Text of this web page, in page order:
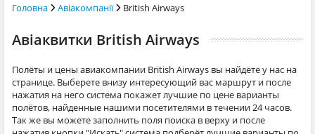
Головна Авіакомпанії British Airways
Авіаквитки British Airways
Полёты и цены авиакомпании British Airways вы найдёте у нас на
странице. Выберете внизу интересующий вас маршрут и после
нажатия на него система покажет лучшие по цене варианты
полётов, найденные нашими посетителями в течении 24 часов.
Так же вы можете заполнить поля поиска в верху и после